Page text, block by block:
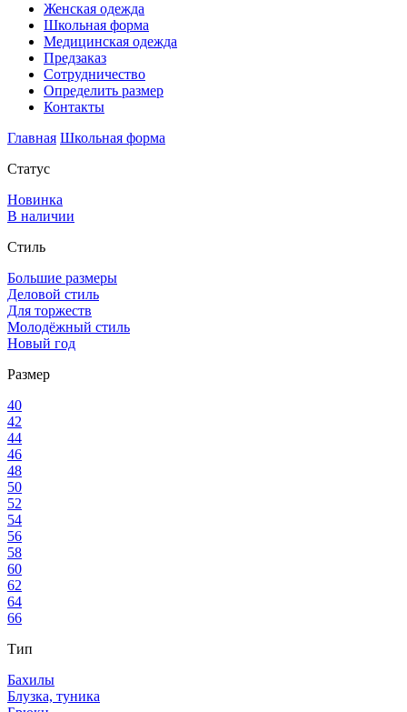
Женская одежда
Школьная форма
Медицинская одежда
Предзаказ
Сотрудничество
Определить размер
Контакты
Главная Школьная форма
Статус
Новинка
В наличии
Стиль
Большие размеры
Деловой стиль
Для торжеств
Молодёжный стиль
Новый год
Размер
40
42
44
46
48
50
52
54
56
58
60
62
64
66
Тип
Бахилы
Блузка, туника